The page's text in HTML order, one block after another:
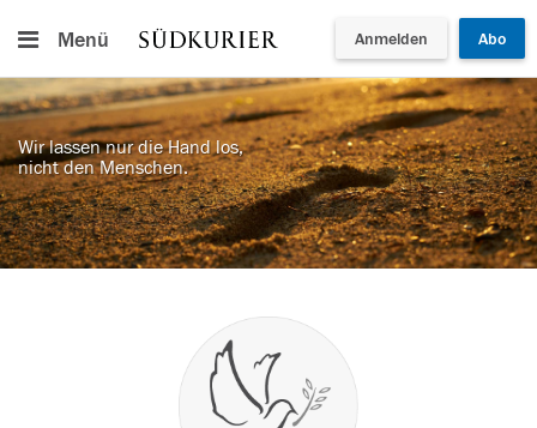
Menü Anmelden Abo
Wir lassen nur die Hand los,
nicht den Menschen.